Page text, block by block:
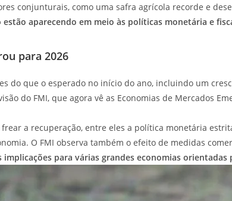
conjunturais, como uma safra agrícola recorde e
estão aparecendo em meio às políticas monetária e
para 2026
do que o esperado no início do ano, incluindo um
do FMI, que agora vê as Economias de Mercados
a recuperação, entre eles a política monetária
O FMI observa também o efeito de medidas
para várias grandes economias orientadas